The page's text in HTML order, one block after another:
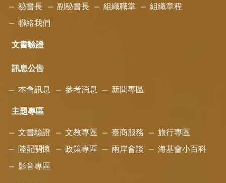
秘書長 副秘書長 組織職掌 組織章程
聯絡我們
文書驗證
訊息公告
本會訊息 參考消息 新聞專區
主題專區
文書驗證 文教專區 臺商服務 旅行專區
陸配關懷 政策專區 兩岸會談 海基會小百科
影音專區